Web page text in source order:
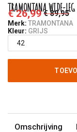
TRAMONTANA WIDE-LEG
€ 26,99 € 89,95
Merk: TRAMONTANA
Kleur: GRIJS
Omschrijving